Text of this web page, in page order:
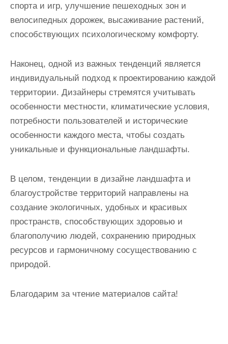
спорта и игр, улучшение пешеходных зон и
велосипедных дорожек, высаживание растений,
способствующих психологическому комфорту.
Наконец, одной из важных тенденций является
индивидуальный подход к проектированию каждой
территории. Дизайнеры стремятся учитывать
особенности местности, климатические условия,
потребности пользователей и исторические
особенности каждого места, чтобы создать
уникальные и функциональные ландшафты.
В целом, тенденции в дизайне ландшафта и
благоустройстве территорий направлены на
создание экологичных, удобных и красивых
пространств, способствующих здоровью и
благополучию людей, сохранению природных
ресурсов и гармоничному сосуществованию с
природой.
Благодарим за чтение материалов сайта!